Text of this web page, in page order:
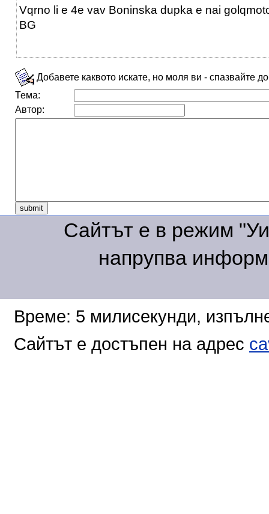
Vqrno li e 4e vav Boninska dupka e nai
BG
Добавете каквото искате, но моля ви - спазвайте
Тема:
Автор:
Сайтът е в режим
напрупва
Време: 5 милисекунди,
Сайтът е достъпен на адрес